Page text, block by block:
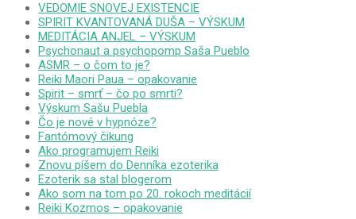
VEDOMIE SNOVEJ EXISTENCIE
SPIRIT KVANTOVANÁ DUŠA – VÝSKUM
MEDITÁCIA ANJEL – VÝSKUM
Psychonaut a psychopomp Saša Pueblo
ASMR – o čom to je?
Reiki Maori Paua – opakovanie
Spirit – smrť – čo po smrti?
Výskum Sašu Puebla
Čo je nové v hypnóze?
Fantómový čikung
Ako programujem Reiki
Znovu píšem do Denníka ezoterika
Ezoterik sa stal blogerom
Ako som na tom po 20. rokoch meditácií
Reiki Kozmos – opakovanie